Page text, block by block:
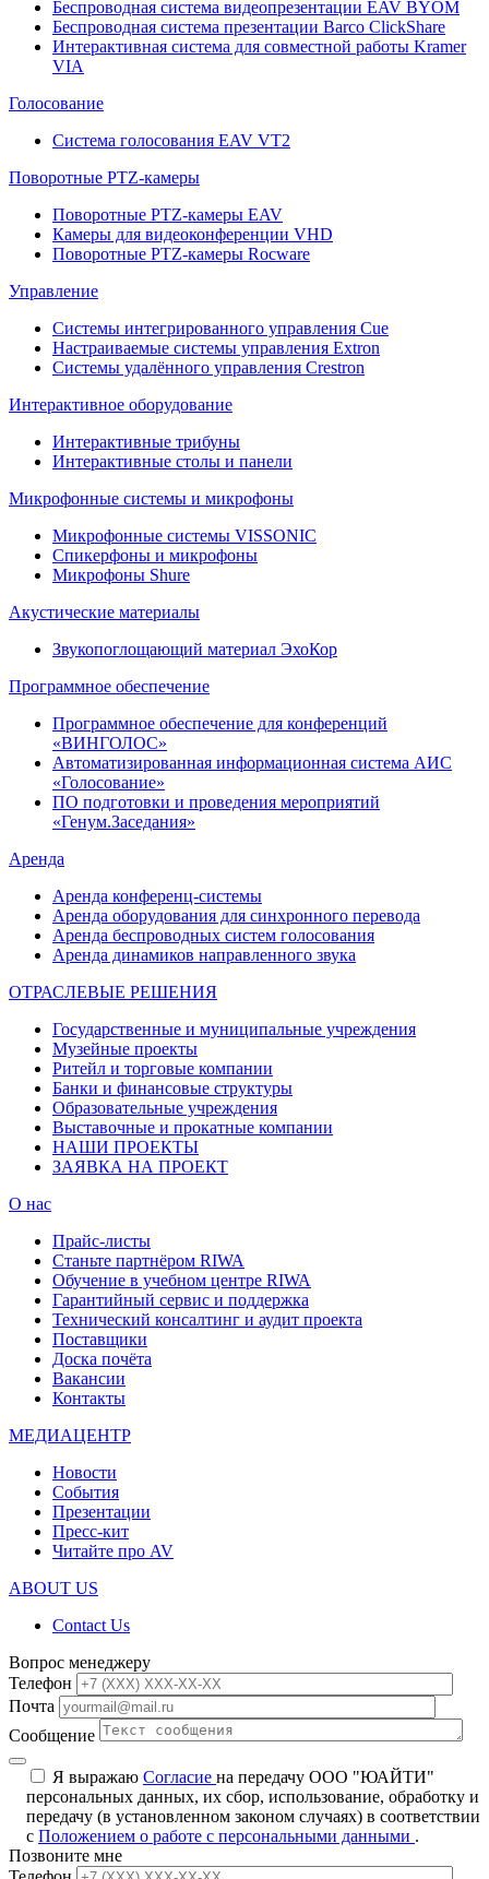
Беспроводная система видеопрезентации EAV BYOM
Беспроводная система презентации Barco ClickShare
Интерактивная система для совместной работы Kramer
VIA
Голосование
Система голосования EAV VT2
Поворотные PTZ-камеры
Поворотные PTZ-камеры EAV
Камеры для видеоконференции VHD
Поворотные PTZ-камеры Rocware
Управление
Системы интегрированного управления Cue
Настраиваемые системы управления Extron
Системы удалённого управления Crestron
Интерактивное оборудование
Интерактивные трибуны
Интерактивные столы и панели
Микрофонные системы и микрофоны
Микрофонные системы VISSONIC
Спикерфоны и микрофоны
Микрофоны Shure
Акустические материалы
Звукопоглощающий материал ЭхоКор
Программное обеспечение
Программное обеспечение для конференций
«ВИНГОЛОС»
Автоматизированная информационная система АИС
«Голосование»
ПО подготовки и проведения мероприятий
«Генум.Заседания»
Аренда
Аренда конференц-системы
Аренда оборудования для синхронного перевода
Аренда беспроводных систем голосования
Аренда динамиков направленного звука
ОТРАСЛЕВЫЕ РЕШЕНИЯ
Государственные и муниципальные учреждения
Музейные проекты
Ритейл и торговые компании
Банки и финансовые структуры
Образовательные учреждения
Выставочные и прокатные компании
НАШИ ПРОЕКТЫ
ЗАЯВКА НА ПРОЕКТ
О нас
Прайс-листы
Станьте партнёром RIWA
Обучение в учебном центре RIWA
Гарантийный сервис и поддержка
Технический консалтинг и аудит проекта
Поставщики
Доска почёта
Вакансии
Контакты
МЕДИАЦЕНТР
Новости
События
Презентации
Пресс-кит
Читайте про AV
ABOUT US
Contact Us
Вопрос менеджеру
Телефон
Почта
Сообщение
Я выражаю Согласие на передачу ООО "ЮАЙТИ"
персональных данных, их сбор, использование, обработку и
передачу (в установленном законом случаях) в соответствии
с Положением о работе с персональными данными .
Позвоните мне